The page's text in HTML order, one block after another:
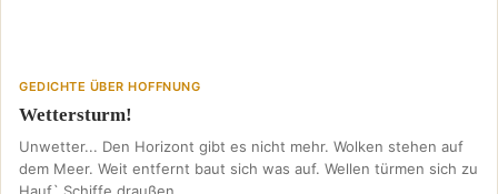
GEDICHTE ÜBER HOFFNUNG
Wettersturm!
Unwetter... Den Horizont gibt es nicht mehr. Wolken stehen auf
dem Meer. Weit entfernt baut sich was auf. Wellen türmen sich zu